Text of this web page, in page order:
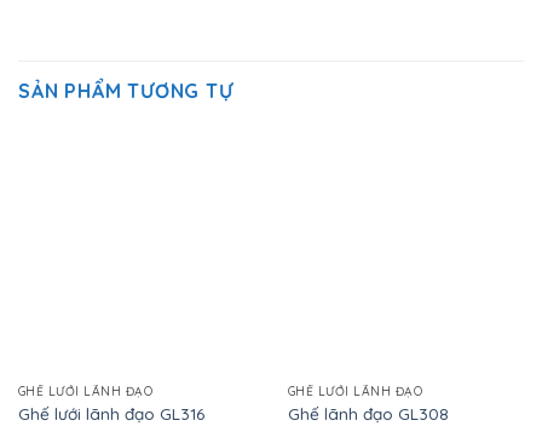
SẢN PHẨM TƯƠNG TỰ
GHẾ LƯỚI LÃNH ĐẠO
Ghế lưới lãnh đạo GL316
GHẾ LƯỚI LÃNH ĐẠO
Ghế lãnh đạo GL308